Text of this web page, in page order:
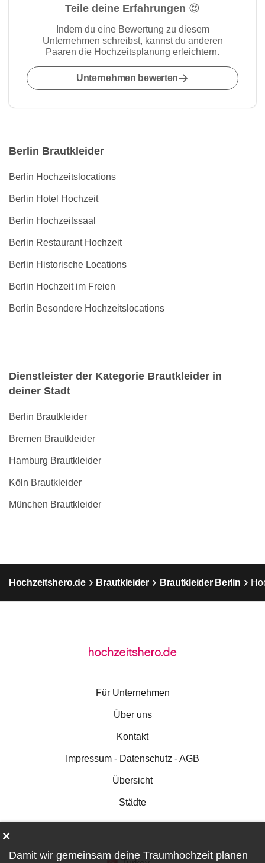
Teile deine Erfahrungen 😍
Indem du eine Bewertung zu diesem
Unternehmen schreibst, kannst du anderen
Paaren die Hochzeitsplanung erleichtern.
Unternehmen bewerten
Berlin Brautkleider
Berlin Hochzeitslocations
Berlin Hotel Hochzeit
Berlin Hochzeitssaal
Berlin Restaurant Hochzeit
Berlin Historische Locations
Berlin Hochzeit im Freien
Berlin Besondere Hochzeitslocations
Dienstleister der Kategorie Brautkleider in
deiner Stadt
Berlin Brautkleider
Bremen Brautkleider
Hamburg Brautkleider
Köln Brautkleider
München Brautkleider
Hochzeitshero.de Brautkleider Brautkleider Berlin
Für Unternehmen
Über uns
Kontakt
Impressum - Datenschutz - AGB
Übersicht
Städte
Damit wir gemeinsam deine Traumhochzeit planen